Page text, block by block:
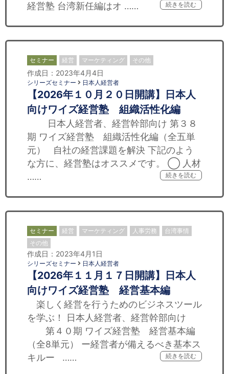
経営塾 台湾新任編はオ ……
続きを読む
セミナー 経営 マーケティング その他
作成日：2023年4月4日
シリーズセミナー 日本人経営者
【2026年１０月２０日開講】日本人
向けワイズ経営塾 組織活性化編
日本人経営者、経営幹部向け 第３８
期 ワイズ経営塾 組織活性化編（全五単
元） 自社の経営課題を解決 下記のよう
な方に、経営塾はオススメです。 ◯ 人材
……
続きを読む
セミナー 経営 マーケティング 人事労務
台湾事情
その他
作成日：2023年4月1日
シリーズセミナー 日本人経営者
【2026年１１月１７日開講】日本人
向けワイズ経営塾 経営基本編
楽しく経営を行うためのビジネスツール
を学ぶ！ 日本人経営者、経営幹部向け
第４０期 ワイズ経営塾 経営基本編
（全8単元） ー経営者が備えるべき基本ス
キルー ……
続きを読む